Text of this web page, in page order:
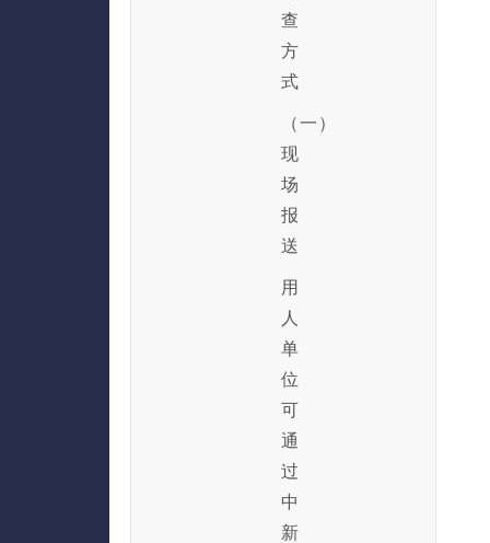
查
方
式
（一）
现
场
报
送
用
人
单
位
可
通
过
中
新